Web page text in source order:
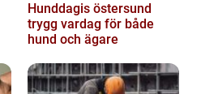
Hunddagis östersund
trygg vardag för både
hund och ägare